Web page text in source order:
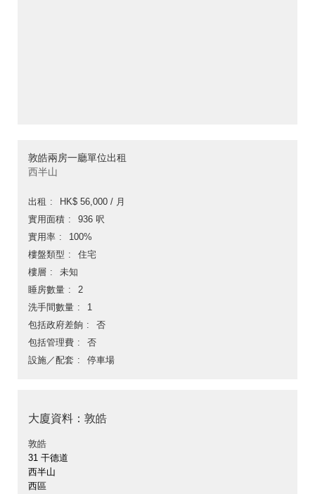
敦皓兩房一廳單位出租
西半山
出租
HK$ 56,000 / 月
實用面積
936 呎
實用率
100%
樓盤類型
住宅
樓層
未知
睡房數量
2
洗手間數量
1
包括政府差餉
否
包括管理費
否
設施／配套
停車場
大廈資料：敦皓
敦皓
31 干德道
西半山
西區